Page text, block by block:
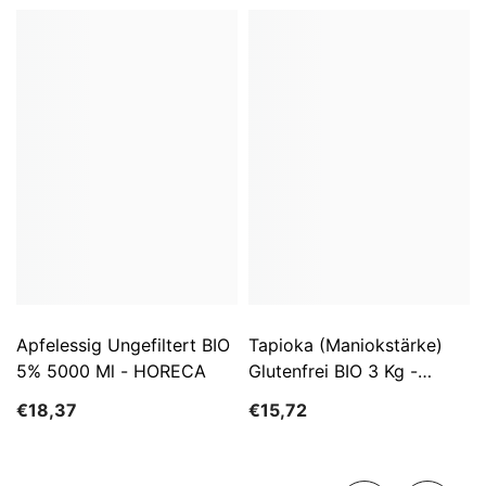
Apfelessig Ungefiltert BIO
5% 5000 Ml - HORECA
€18,37
Tapioka (Maniokstärke)
Glutenfrei BIO 3 Kg -
€15,72